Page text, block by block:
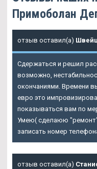
Примоболан
отзыв оставил(а)
Сдержаться и решил
возможно,
окончаниями. Времени
евро это
показываться вам по
Умею( сделаюю "ремонт"
записать номер
отзыв оставил(а)